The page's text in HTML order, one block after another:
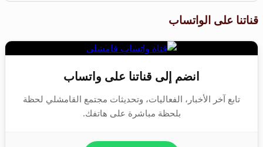
قناتنا على الواتساب
انضم إلى قناتنا على واتساب
تابع آخر الأخبار، الفعاليات، وتحديثات مجتمع القامشلي لحظة
بلحظة مباشرة على هاتفك.